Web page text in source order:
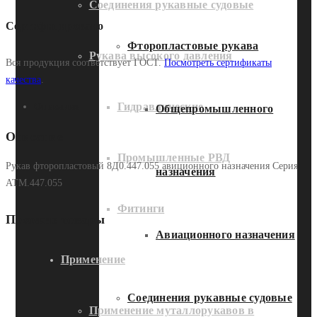
Соединения рукавные судовые
Рукава высокого давления
Гидравлические
Промышленные РВД
Фитинги
Применение
Применение муталлорукавов в
Фторопластовые рукава
Общепромышленного
назначения
Авиационного назначения
Соединения рукавные судовые
Сертифицировано
Вся продукция соответствует ГОСТ.Посмотреть сертификаты
качества.
Описание
Рукав фторопластовый 8Д0.447.055 авиционного назначения Серия
АТМ.447.055
Похожие товары